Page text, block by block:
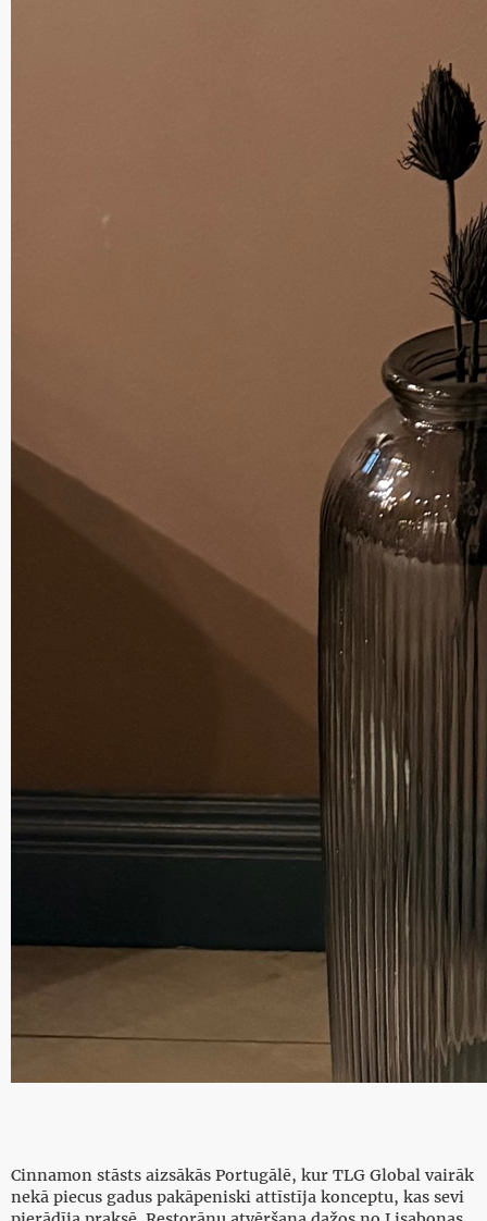
Cinnamon stāsts aizsākās Portugālē, kur TLG Global vairāk
nekā piecus gadus pakāpeniski attīstīja konceptu, kas sevi